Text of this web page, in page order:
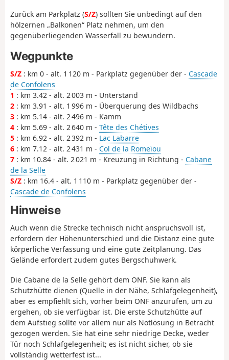
Zurück am Parkplatz (S/Z) sollten Sie unbedingt auf den
hölzernen „Balkonen“ Platz nehmen, um den
gegenüberliegenden Wasserfall zu bewundern.
Wegpunkte
S/Z : km 0 - alt. 1 120 m - Parkplatz gegenüber der - Cascade
de Confolens
1 : km 3.42 - alt. 2 003 m - Unterstand
2 : km 3.91 - alt. 1 996 m - Überquerung des Wildbachs
3 : km 5.14 - alt. 2 496 m - Kamm
4 : km 5.69 - alt. 2 640 m - Tête des Chétives
5 : km 6.92 - alt. 2 392 m - Lac Labarre
6 : km 7.12 - alt. 2 431 m - Col de la Romeïou
7 : km 10.84 - alt. 2 021 m - Kreuzung in Richtung - Cabane
de la Selle
S/Z : km 16.4 - alt. 1 110 m - Parkplatz gegenüber der -
Cascade de Confolens
Hinweise
Auch wenn die Strecke technisch nicht anspruchsvoll ist,
erfordern der Höhenunterschied und die Distanz eine gute
körperliche Verfassung und eine gute Zeitplanung. Das
Gelände erfordert zudem gutes Bergschuhwerk.
Die Cabane de la Selle gehört dem ONF. Sie kann als
Schutzhütte dienen (Quelle in der Nähe, Schlafgelegenheit),
aber es empfiehlt sich, vorher beim ONF anzurufen, um zu
ergehen, ob sie verfügbar ist. Die erste Schutzhütte auf
dem Aufstieg sollte vor allem nur als Notlösung in Betracht
gezogen werden. Sie hat eine sehr niedrige Decke, weder
Tür noch Schlafgelegenheit; es ist nicht sicher, ob sie
vollständig wetterfest ist...